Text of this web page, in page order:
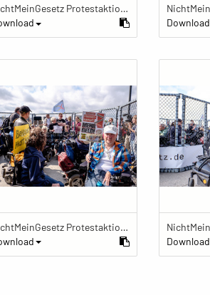
NichtMeinGesetz Protestaktion im Käfig
Download
NichtMeinGesetz Protestaktion im Käfig
Download